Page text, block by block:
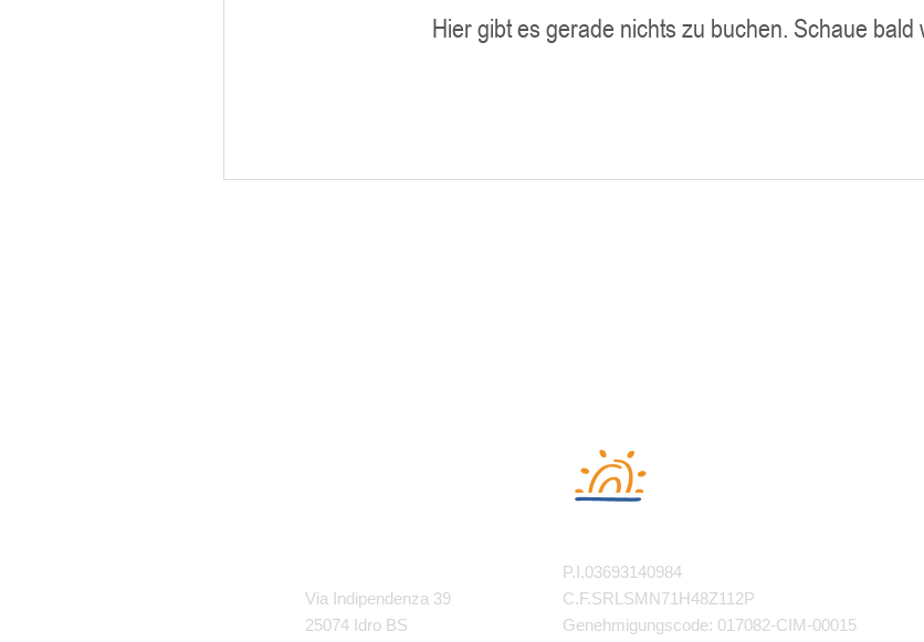
Hier gibt es gerade nichts zu buchen. Schaue bald
Via Indipendenza 39
25074 Idro BS
P.I.03693140984
C.F.SRLSMN71H48Z112P
Genehmigungscode: 017082-CIM-00015